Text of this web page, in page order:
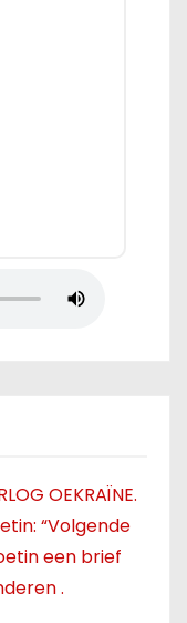
OEKRAÏNE.
“Volgende
een brief
.